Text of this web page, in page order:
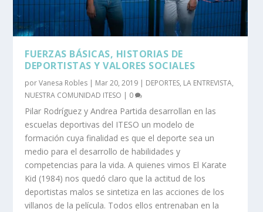
FUERZAS BÁSICAS, HISTORIAS DE
DEPORTISTAS Y VALORES SOCIALES
porVanesa Robles | Mar 20, 2019 | DEPORTES, LA ENTREVISTA,
NUESTRA COMUNIDAD ITESO | 0
Pilar Rodríguez y Andrea Partida desarrollan en las
escuelas deportivas del ITESO un modelo de
formación cuya finalidad es que el deporte sea un
medio para el desarrollo de habilidades y
competencias para la vida. A quienes vimos El Karate
Kid (1984) nos quedó claro que la actitud de los
deportistas malos se sintetiza en las acciones de los
villanos de la película. Todos ellos entrenaban en la